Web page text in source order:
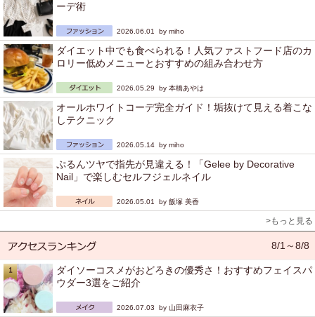
ーデ術
2026.06.01 by miho
ダイエット中でも食べられる！人気ファストフード店のカ
ロリー低めメニューとおすすめの組み合わせ方
2026.05.29 by 本橋あやは
オールホワイトコーデ完全ガイド！垢抜けて見える着こな
しテクニック
2026.05.14 by miho
ぷるんツヤで指先が見違える！「Gelee by Decorative
Nail」で楽しむセルフジェルネイル
2026.05.01 by 飯塚 美香
>もっと見る
8/1～8/8
ダイソーコスメがおどろきの優秀さ！おすすめフェイスパ
ウダー3選をご紹介
2026.07.03 by 山田麻衣子